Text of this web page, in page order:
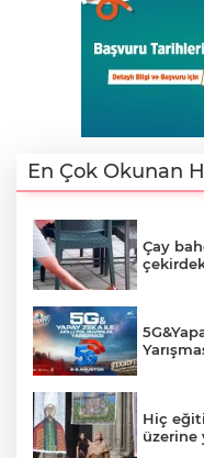
En Çok Okunan
Çay
Hiç
üzerine